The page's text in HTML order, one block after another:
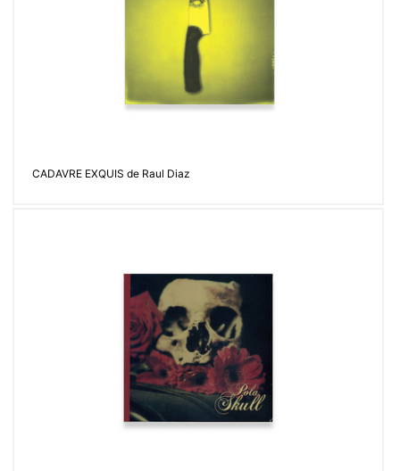
CADAVRE EXQUIS de Raul Diaz